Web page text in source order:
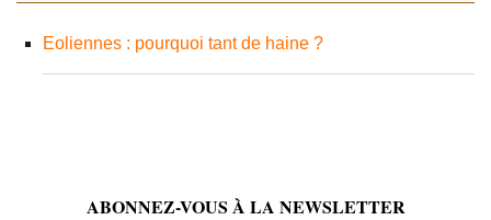
Eoliennes : pourquoi tant de haine ?
ABONNEZ-VOUS À LA NEWSLETTER